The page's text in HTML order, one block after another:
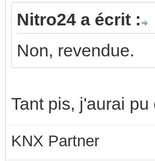
Nitro24 a écrit :
Non, revendue.
Tant pis, j'aurai
KNX Partner